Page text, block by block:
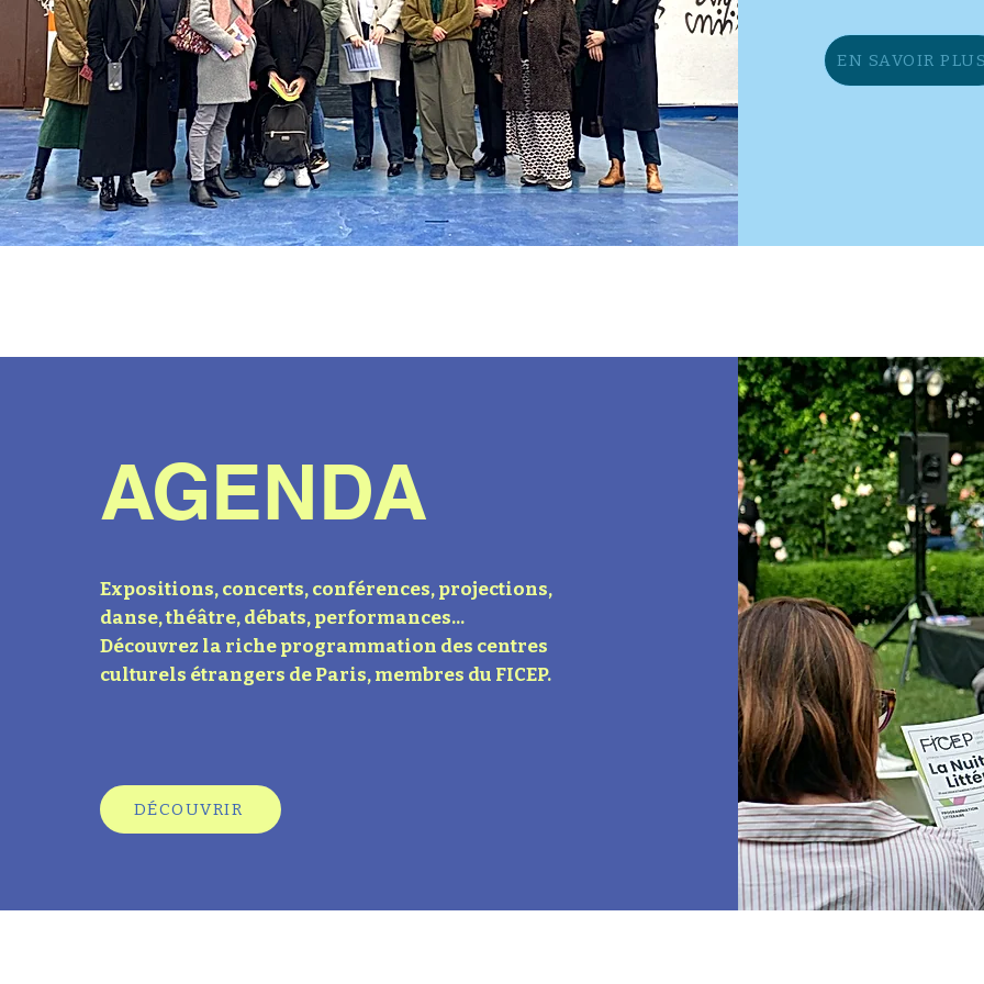
EN SAVOIR
AGENDA
Expositions, concerts, conférences, projections,
danse, théâtre, débats, performances...
Découvrez la riche programmation des centres
culturels étrangers de Paris, membres du FICEP.
DÉCOUVRIR